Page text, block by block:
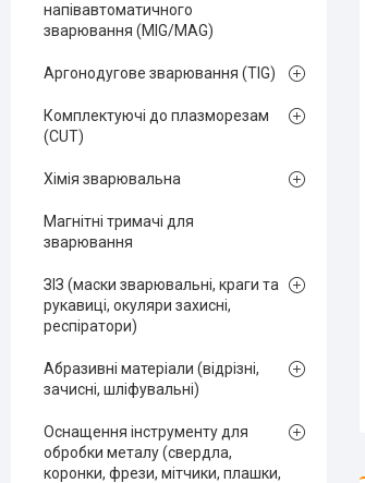
напівавтоматичного
зварювання (MIG/MAG)
Аргонодугове зварювання (TIG)
Комплектуючі до плазморезам
(CUT)
Хімія зварювальна
Магнітні тримачі для
зварювання
ЗІЗ (маски зварювальні, краги та
рукавиці, окуляри захисні,
респіратори)
Абразивні матеріали (відрізні,
зачисні, шліфувальні)
Оснащення інструменту для
обробки металу (свердла,
коронки, фрези, мітчики, плашки,